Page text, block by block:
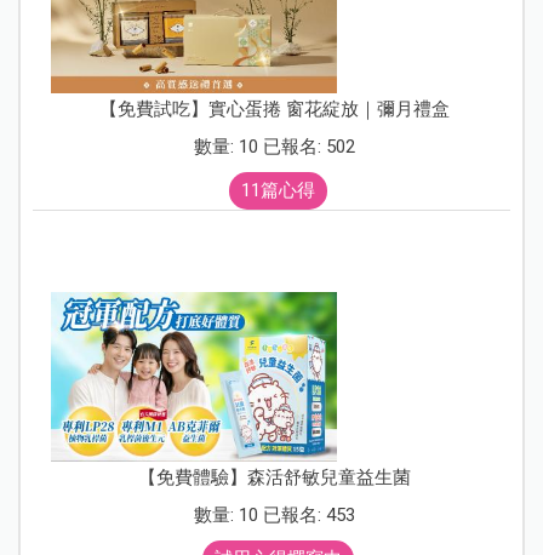
【免費試吃】實心蛋捲 窗花綻放｜彌月禮盒
數量: 10 已報名: 502
11篇心得
【免費體驗】森活舒敏兒童益生菌
數量: 10 已報名: 453